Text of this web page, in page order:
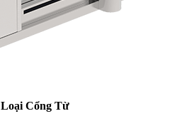
Loại Cổng Từ